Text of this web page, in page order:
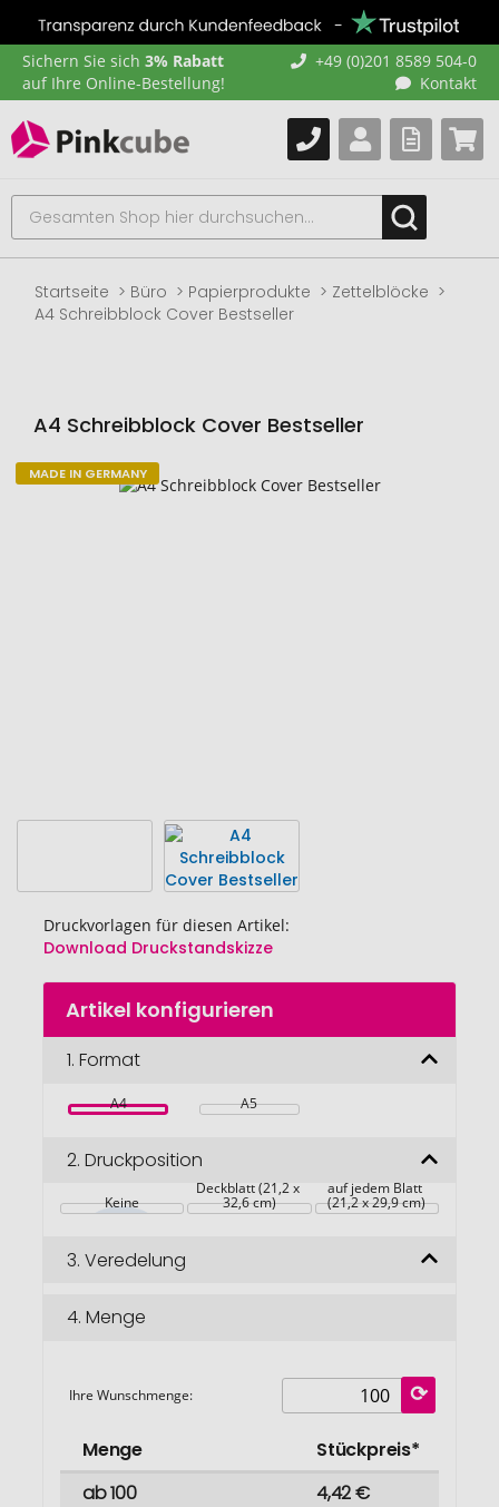
Sichern Sie sich 3% Rabatt
auf Ihre Online-Bestellung!
+49 (0)201 8589 504-0
Kontakt
Startseite Büro Papierprodukte
Zettelblöcke
A4 Schreibblock Cover Bestseller
A4 Schreibblock Cover Bestseller
Zum
Druckvorlagen für diesen Artikel:
Download Druckstandskizze
Zum
Anfang
Bildgalerie
MADE IN GERMANY
Artikel konfigurieren
1. Format
A4 A5
2. Druckposition
Keine
Deckblatt (21,2 x
32,6 cm)
auf jedem Blatt
(21,2 x 29,9 cm)
3. Veredelung
4. Menge
Ihre Wunschmenge:
Menge
Stückpreis*
ab 100
4,42 €